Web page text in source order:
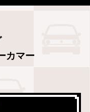
カマー